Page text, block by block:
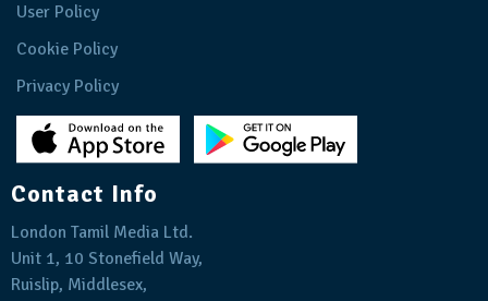
User Policy
Cookie Policy
Privacy Policy
Contact Info
London Tamil Media Ltd.
Unit 1, 10 Stonefield Way,
Ruislip, Middlesex,